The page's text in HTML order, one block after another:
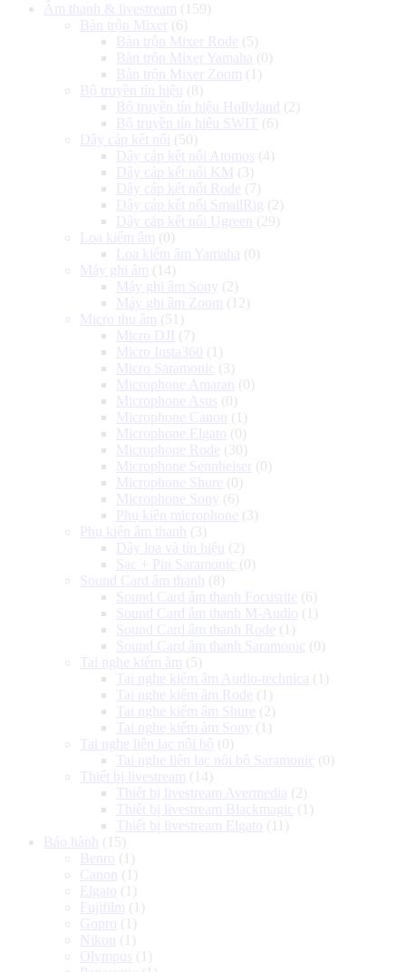
14.990.000 ₫.là:
12.800.000 ₫.
Âm thanh & livestream (159)
Bàn trộn Mixer
(6)
Bàn trộn Mixer Rode (5)
Bàn trộn Mixer Yamaha (0)
Bàn trộn Mixer Zoom (1)
Bộ truyền tín hiệu
(8)
Bộ truyền tín hiệu Hollyland
(2)
Bộ truyền tín hiệu SWIT (6)
Dây cáp kết nối (50)
Dây cáp kết nối Atomos (4)
Dây cáp kết nối KM (3)
Dây cáp kết nối Rode (7)
Dây cáp kết nối SmallRig (2)
Dây cáp kết nối Ugreen
(29)
Loa kiểm âm (0)
Loa kiểm âm Yamaha (0)
Máy ghi âm (14)
Máy ghi âm Sony (2)
Máy ghi âm Zoom (12)
Micro thu âm (51)
Micro DJI (7)
Micro Insta360 (1)
Micro Saramonic (3)
Microphone Amaran
(0)
Microphone Asus (0)
Microphone Canon
(1)
Microphone Elgato (0)
Microphone Rode (30)
Microphone Sennheiser
(0)
Microphone Shure (0)
Microphone Sony (6)
Phụ kiện microphone (3)
Phụ kiện âm thanh
(3)
Dây loa và tín hiệu
(2)
Sạc + Pin Saramonic (0)
Sound Card âm thanh
(8)
Sound Card âm thanh Focusrite (6)
Sound Card âm thanh M-Audio (1)
Sound Card âm thanh Rode (1)
Sound Card âm thanh Saramonic (0)
Tai nghe kiểm âm (5)
Tai nghe kiểm âm Audio-technica (1)
Tai nghe kiểm âm Rode (1)
Tai nghe kiểm âm Shure (2)
Tai nghe kiểm âm Sony (1)
Tai nghe liên lạc nội bộ (0)
Tai nghe liên lạc nội bộ Saramonic (0)
Thiết bị livestream (14)
Thiết bị livestream Avermedia (2)
Thiết bị livestream Blackmagic (1)
Thiết bị livestream Elgato (11)
Bảo hành
(15)
Benro (1)
Canon
(1)
Elgato (1)
Fujifilm (1)
Gopro (1)
Nikon
(1)
Olympus (1)